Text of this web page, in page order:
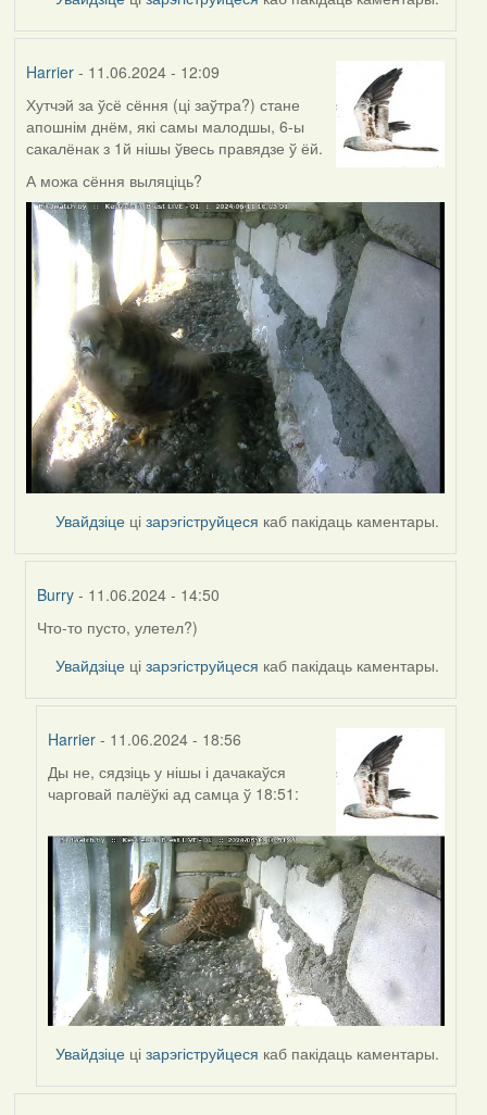
Harrier- 11.06.2024 - 12:09
Хутчэй за ўсё сёння (ці заўтра?) стане
апошнім днём, які самы малодшы, 6-ы
сакалёнак з 1й нішы ўвесь правядзе ў ёй.
А можа сёння выляціць?
Увайдзіце цізарэгіструйцеся каб пакідаць каментары.
Burry - 11.06.2024 - 14:50
In
reply
by
Что-то пусто, улетел?)
Увайдзіце цізарэгіструйцеся каб пакідаць каментары.
Harrier - 11.06.2024 - 18:56
In
reply
by
Burry
Ды не, сядзіць у нішы і дачакаўся
чарговай палёўкі ад самца ў 18:51:
Увайдзіце цізарэгіструйцеся каб пакідаць каментары.